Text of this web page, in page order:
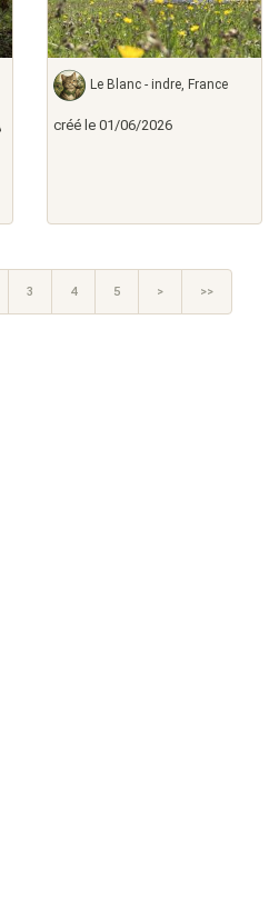
Le Blanc - indre, France
créé le 01/06/2026
3 4 5 > >>